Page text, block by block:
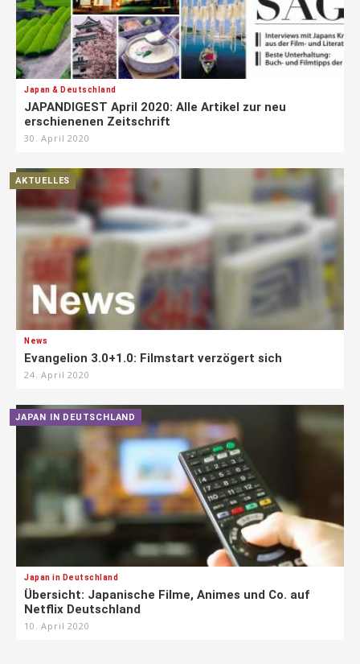
Japan & Deutschland
JAPANDIGEST April 2020: Alle Artikel zur neu
erschienenen Zeitschrift
30. April 2020
AKTUELLES
News
Evangelion 3.0+1.0: Filmstart verzögert sich
24. April 2020
JAPAN IN DEUTSCHLAND
Japan in Deutschland
Übersicht: Japanische Filme, Animes und Co. auf
Netflix Deutschland
10. April 2020